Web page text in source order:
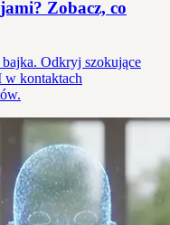
Zobacz, co
Odkryj szokujące
w kontaktach